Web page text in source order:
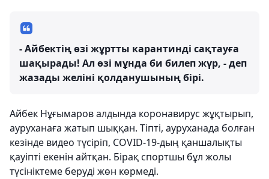
- Айбектің өзі жұртты карантинді сақтауға
шақырады! Ал өзі мұнда би билеп жүр, - деп
жазады желіні қолданушының бірі.
Айбек Нұғымаров алдында коронавирус жұқтырып,
ауруханаға жатып шыққан. Тіпті, ауруханада болған
кезінде видео түсіріп, COVID-19-дың қаншалықты
қауіпті екенін айтқан. Бірақ спортшы бұл жолы
түсініктеме беруді жөн көрмеді.